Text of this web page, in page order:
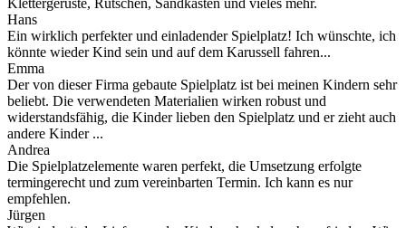
Klettergerüste, Rutschen, Sandkasten und vieles mehr.
Hans
Ein wirklich perfekter und einladender Spielplatz! Ich wünschte, ich
könnte wieder Kind sein und auf dem Karussell fahren...
Emma
Der von dieser Firma gebaute Spielplatz ist bei meinen Kindern sehr
beliebt. Die verwendeten Materialien wirken robust und
widerstandsfähig, die Kinder lieben den Spielplatz und er zieht auch
andere Kinder ...
Andrea
Die Spielplatzelemente waren perfekt, die Umsetzung erfolgte
termingerecht und zum vereinbarten Termin. Ich kann es nur
empfehlen.
Jürgen